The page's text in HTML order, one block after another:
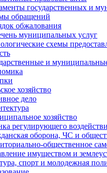
государственных и
обращений
обжалования
муниципальных услуг
схемы
и
хозяйство
дело
хозяйство
регулирующего
оборона, ЧС и
общественное
имуществом и
спорт и молодежная